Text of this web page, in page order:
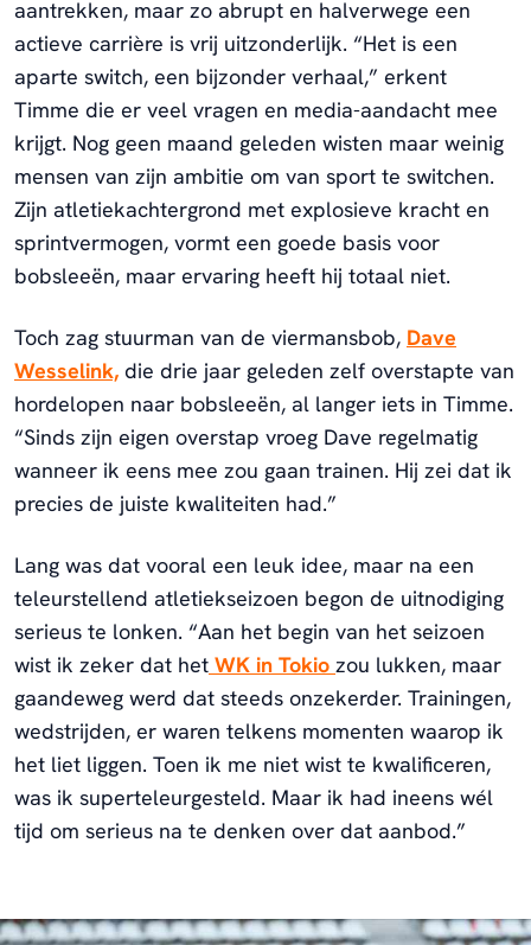
aantrekken, maar zo abrupt en halverwege een
actieve carrière is vrij uitzonderlijk. “Het is een
aparte switch, een bijzonder verhaal,” erkent
Timme die er veel vragen en media-aandacht mee
krijgt. Nog geen maand geleden wisten maar weinig
mensen van zijn ambitie om van sport te switchen.
Zijn atletiekachtergrond met explosieve kracht en
sprintvermogen, vormt een goede basis voor
bobsleeën, maar ervaring heeft hij totaal niet.
Toch zag stuurman van de viermansbob, Dave
Wesselink, die drie jaar geleden zelf overstapte van
hordelopen naar bobsleeën, al langer iets in Timme.
“Sinds zijn eigen overstap vroeg Dave regelmatig
wanneer ik eens mee zou gaan trainen. Hij zei dat ik
precies de juiste kwaliteiten had.”
Lang was dat vooral een leuk idee, maar na een
teleurstellend atletiekseizoen begon de uitnodiging
serieus te lonken. “Aan het begin van het seizoen
wist ik zeker dat het WK in Tokio zou lukken, maar
gaandeweg werd dat steeds onzekerder. Trainingen,
wedstrijden, er waren telkens momenten waarop ik
het liet liggen. Toen ik me niet wist te kwalificeren,
was ik superteleurgesteld. Maar ik had ineens wél
tijd om serieus na te denken over dat aanbod.”